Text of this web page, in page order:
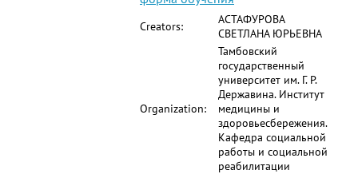
Creators:
АСТАФУРОВА
СВЕТЛАНА ЮРЬЕВНА
Organization:
Тамбовский
государственный
университет им. Г. Р.
Державина. Институт
медицины и
здоровьесбережения.
Кафедра социальной
работы и социальной
реабилитации